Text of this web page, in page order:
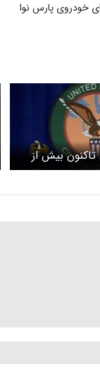
خودروی پارس نوا
تاکنون بیش از
شلیک